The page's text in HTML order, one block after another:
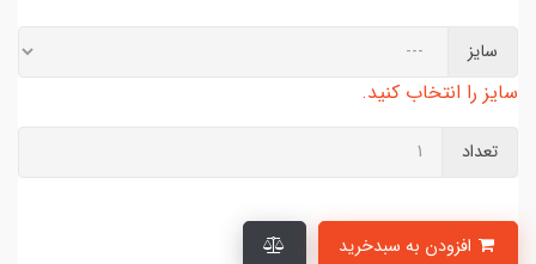
سایز
سایز را انتخاب کنید.
تعداد